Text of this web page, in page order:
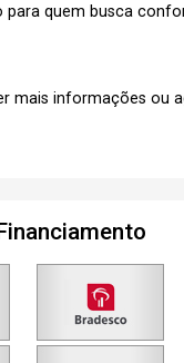
para quem busca
mais informações ou